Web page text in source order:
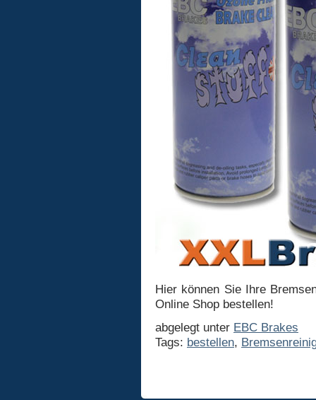
Hier können Sie Ihre
Online Shop bestellen!
abgelegt unter EBC Brakes
Tags: bestellen,